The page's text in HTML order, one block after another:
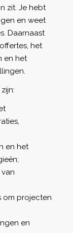
zit. Je hebt
en weet
Daarnaast
het
en het
en het
om projecten
en